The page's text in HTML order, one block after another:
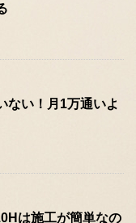
ない！月1万通いよ
は施工が簡単なの